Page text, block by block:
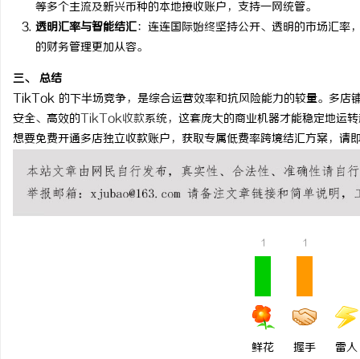
等多个主流及新兴币种的本地接收账户，支持一网统管。
透明汇率与智能结汇：连连国际始终坚持公开、透明的市场汇率
的财务管理更加从容。
三、 总结
TikTok 的下半场竞争，是综合运营效率和抗风险能力的较量。多店
安全、高效的 TikTok收款系统，这套庞大的商业机器才能稳定地运
想要免费开通多店独立收款账户，获取专属低费率跨境结汇方案，请
1
鲜花
1
握手 雷人